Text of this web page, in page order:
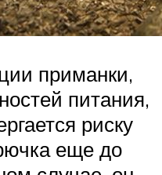
приманки,
питания,
риску
еще до